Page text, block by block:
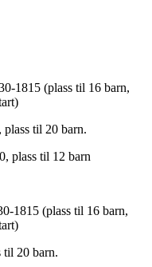
1815 (plass til 16 barn,
til 20 barn.
plass til 12 barn
1815 (plass til 16 barn,
til 20 barn.